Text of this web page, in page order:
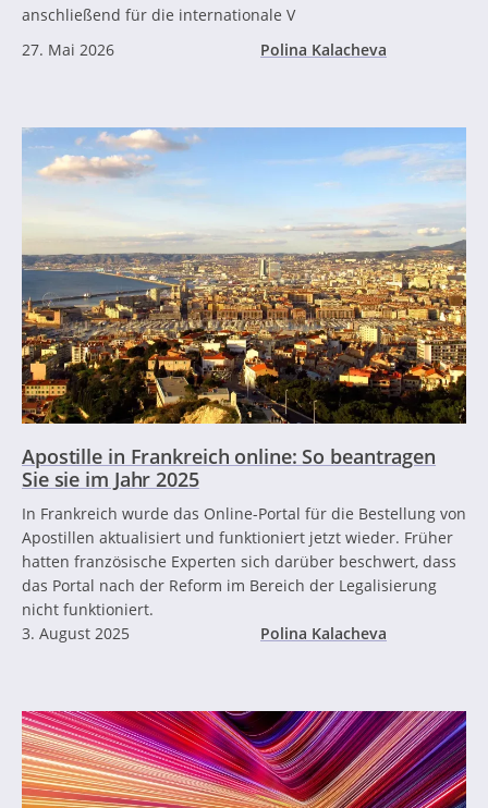
anschließend für die internationale V
27. Mai 2026
Polina Kalacheva
Apostille in Frankreich online: So beantragen
Sie sie im Jahr 2025
In Frankreich wurde das Online-Portal für die Bestellung von
Apostillen aktualisiert und funktioniert jetzt wieder. Früher
hatten französische Experten sich darüber beschwert, dass
das Portal nach der Reform im Bereich der Legalisierung
nicht funktioniert.
3. August 2025
Polina Kalacheva